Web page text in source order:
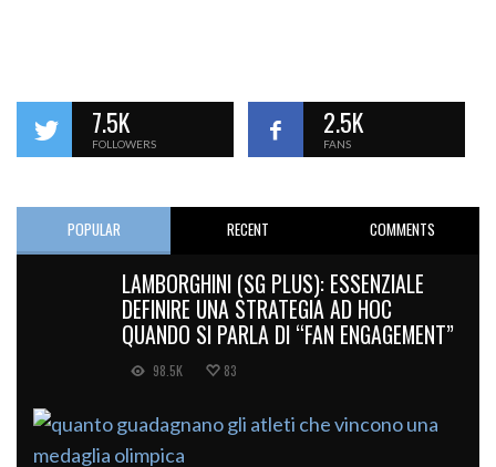
7.5K
FOLLOWERS
2.5K
FANS
POPULAR RECENT COMMENTS
LAMBORGHINI (SG PLUS): ESSENZIALE
DEFINIRE UNA STRATEGIA AD HOC
QUANDO SI PARLA DI “FAN ENGAGEMENT”
98.5K 83